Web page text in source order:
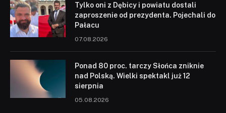
Tylko oni z Dębicy i powiatu dostali
zaproszenie od prezydenta. Pojechali do
Pałacu
07.08.2026
Ponad 80 proc. tarczy Słońca zniknie
nad Polską. Wielki spektakl już 12
sierpnia
05.08.2026